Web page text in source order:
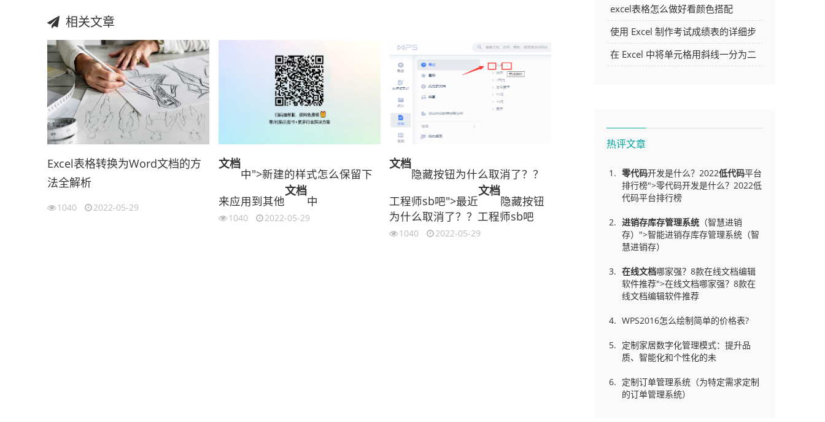
相关文章
Excel表格转换为Word文档的方
法全解析
1040 2022-05-29
文档
中">新建的样式怎么保留下
来应用到其他
文档
中
1040 2022-05-29
文档
隐藏按钮为什么取消了？？
工程师sb吧">最近
文档
隐藏按钮
为什么取消了？？工程师sb吧
1040 2022-05-29
面指南
excel表格怎么做好看颜色搭配
使用 Excel 制作考试成绩表的详细步
骤及技巧
在 Excel 中将单元格用斜线一分为二
热评文章
零代码开发是什么？2022低代码平台
排行榜">零代码开发是什么？2022低
代码平台排行榜
进销存库存管理系统 （智慧进销
存）">智能进销存库存管理系统（智
慧进销存）
在线文档哪家强？8款在线文档编辑
软件推荐">在线文档哪家强？8款在
线文档编辑软件推荐
WPS2016怎么绘制简单的价格表?
定制家居数字化管理模式：提升品
质、智能化和个性化的未
定制订单管理系统（为特定需求定制
的订单管理系统）